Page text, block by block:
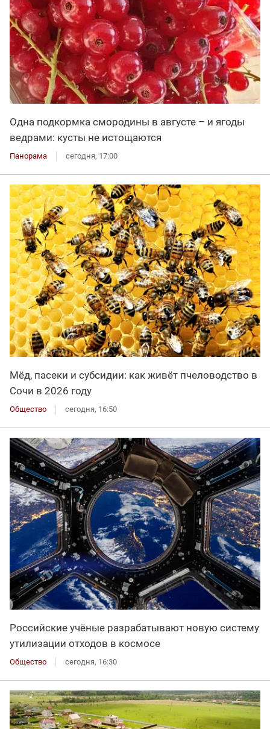
Одна подкормка смородины в августе – и ягоды
ведрами: кусты не истощаются
Панорама сегодня, 17:00
Мёд, пасеки и субсидии: как живёт пчеловодство в
Сочи в 2026 году
Общество сегодня, 16:50
Российские учёные разрабатывают новую систему
утилизации отходов в космосе
Общество сегодня, 16:30